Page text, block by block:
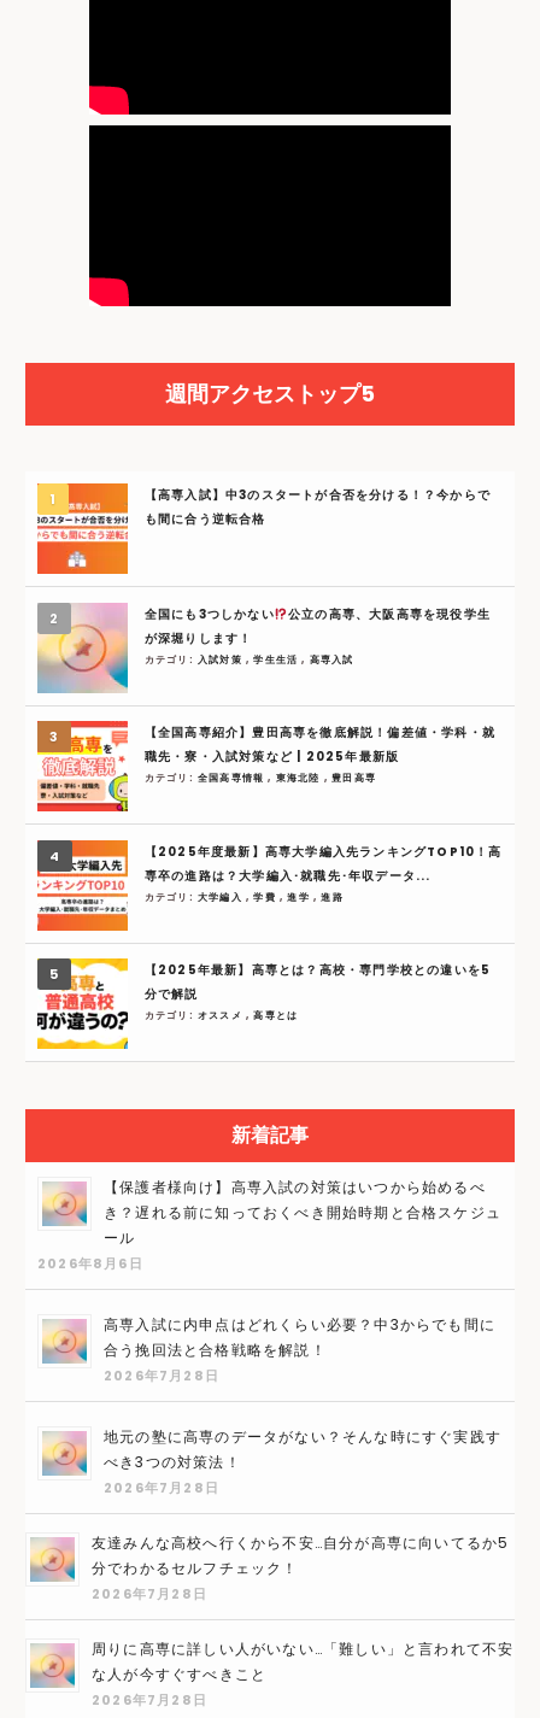
週間アクセストップ5
【高専入試】中3のスタートが合否を分ける！？今からで
も間に合う逆転合格
全国にも3つしかない
公立の高専、大阪高専を現役学生
が深堀りします！
カテゴリ: 入試対策 ,学生生活, 高専入試
【全国高専紹介】豊田高専を徹底解説！偏差値・学科・就
職先・寮・入試対策など | 2025年最新版
カテゴリ: 全国高専情報, 東海北陸 ,豊田高専
【2025年度最新】高専大学編入先ランキングTOP10！高
専卒の進路は？大学編入･就職先･年収データ...
カテゴリ: 大学編入 ,学費 ,進学 ,進路
【2025年最新】高専とは？高校・専門学校との違いを5
分で解説
カテゴリ: オススメ ,高専とは
新着記事
【保護者様向け】高専入試の対策はいつから始めるべ
き？遅れる前に知っておくべき開始時期と合格スケジュ
ール
2026年8月6日
高専入試に内申点はどれくらい必要？中3からでも間に
合う挽回法と合格戦略を解説！
2026年7月28日
地元の塾に高専のデータがない？そんな時にすぐ実践す
べき3つの対策法！
2026年7月28日
友達みんな高校へ行くから不安…自分が高専に向いてるか5
分でわかるセルフチェック！
2026年7月28日
周りに高専に詳しい人がいない…「難しい」と言われて不安
な人が今すぐすべきこと
2026年7月28日